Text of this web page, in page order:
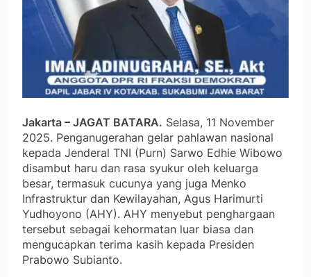
Jakarta – JAGAT BATARA. Selasa, 11 November
2025. Penganugerahan gelar pahlawan nasional
kepada Jenderal TNI (Purn) Sarwo Edhie Wibowo
disambut haru dan rasa syukur oleh keluarga
besar, termasuk cucunya yang juga Menko
Infrastruktur dan Kewilayahan, Agus Harimurti
Yudhoyono (AHY). AHY menyebut penghargaan
tersebut sebagai kehormatan luar biasa dan
mengucapkan terima kasih kepada Presiden
Prabowo Subianto.